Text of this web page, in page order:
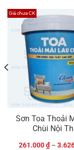
Giá chưa CK
Sơn Toa Thoải
Chùi Nội
261.000₫–